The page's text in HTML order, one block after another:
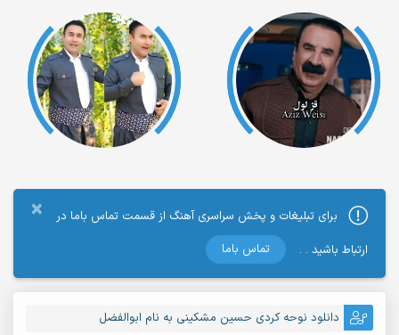
×
برای تبلیغات و پخش سراسری آهنگ از قسمت تماس باما در
ارتباط باشید . .
تماس باما
دانلود نوحه کردی حسین مشکینی به نام ابوالفضل